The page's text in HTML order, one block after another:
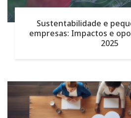
Sustentabilidade e
empresas: Impactos e
2025